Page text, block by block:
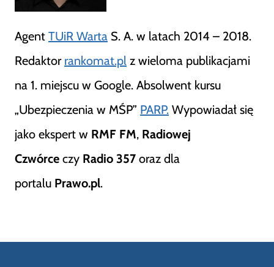
Agent TUiR Warta S. A. w latach 2014 – 2018.
Redaktor rankomat.pl z wieloma publikacjami
na 1. miejscu w Google. Absolwent kursu
„Ubezpieczenia w MŚP” PARP. Wypowiadał się
jako ekspert w RMF FM, Radiowej
Czwórce czy Radio 357 oraz dla
portalu Prawo.pl.